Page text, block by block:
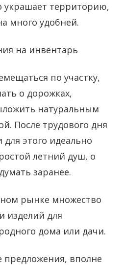
украшает территорию,
много удобней.
на инвентарь
по участку,
о дорожках,
натуральным
После трудового дня
этого идеально
летний душ, о
заранее.
рынке множество
изделий для
дома или дачи.
предложения, вполне